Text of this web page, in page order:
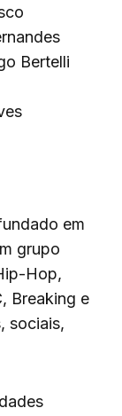
Bertelli
em
grupo
Hop,
Breaking e
sociais,